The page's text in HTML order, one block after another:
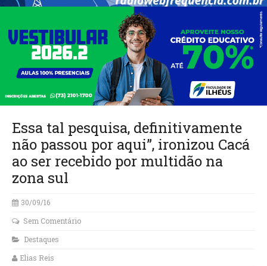
Essa tal pesquisa, definitivamente
não passou por aqui”, ironizou Cacá
ao ser recebido por multidão na
zona sul
30/09/16
Sem Comentário
Destaques
Elias Reis